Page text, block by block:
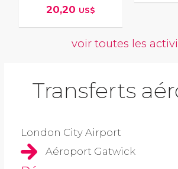
20,20 US$
voir toutes les
Transferts
London City Airport
Aéroport Gatwick